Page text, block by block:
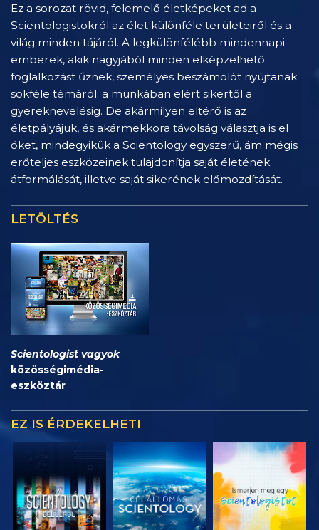
Ez a sorozat rövid, felemelő életképeket ad a
Scientologistokról az élet különféle területeiről és a
világ minden tájáról. A legkülönfélébb mindennapi
emberek, akik nagyjából minden elképzelhető
foglalkozást űznek, személyes beszámolót nyújtanak
sokféle témáról; a munkában elért sikertől a
gyereknevelésig. De akármilyen eltérő is az
életpályájuk, és akármekkora távolság választja is el
őket, mindegyikük a Scientology egyszerű, ám mégis
erőteljes eszközeinek tulajdonítja saját életének
átformálását, illetve saját sikerének előmozdítását.
LETÖLTÉS
Scientologist vagyok
közösségimédia-
eszköztár
EZ IS ÉRDEKELHETI